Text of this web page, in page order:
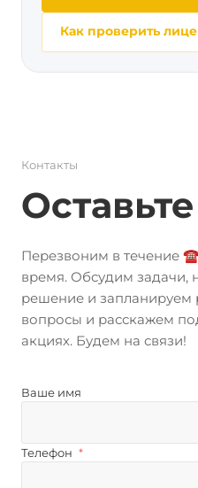
Как проверить
Контакты
Перезвоним в течение
время. Обсудим задачи,
решение и запланируем
вопросы и расскажем
акциях. Будем на связи!
Ваше имя
Телефон *